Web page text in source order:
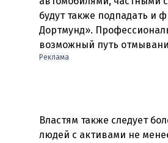
будут также подпадать и
Дортмунд».
Реклама
Властям также следует
людей с активами не